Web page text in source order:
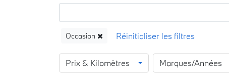
Occasion
Prix & Kilomètres Marques/Années